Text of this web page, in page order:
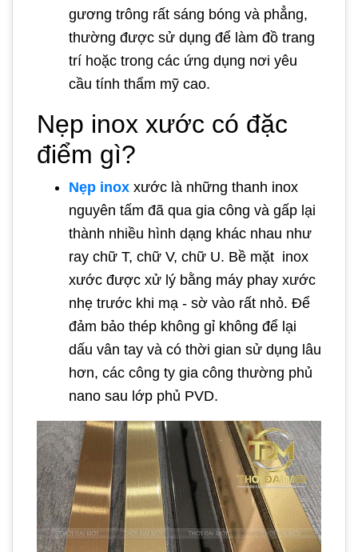
gương trông rất sáng bóng và phẳng,
thường được sử dụng để làm đồ trang
trí hoặc trong các ứng dụng nơi yêu
cầu tính thẩm mỹ cao.
Nẹp inox xước có đặc
điểm gì?
Nẹp inox xước là những thanh inox
nguyên tấm đã qua gia công và gấp lại
thành nhiều hình dạng khác nhau như
ray chữ T, chữ V, chữ U. Bề mặt inox
xước được xử lý bằng máy phay xước
nhẹ trước khi mạ - sờ vào rất nhỏ. Để
đảm bảo thép không gỉ không để lại
dấu vân tay và có thời gian sử dụng lâu
hơn, các công ty gia công thường phủ
nano sau lớp phủ PVD.